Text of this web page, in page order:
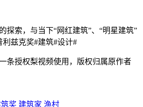
探索，与当下“网红建筑”、“明星建筑”
兹克奖#建筑#设计#
条授权梨视频使用，版权归属原作者
奖 建筑家 渔村